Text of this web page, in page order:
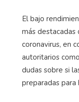
El bajo
más
coronavirus, en
autoritarios
dudas sobre si
preparadas para